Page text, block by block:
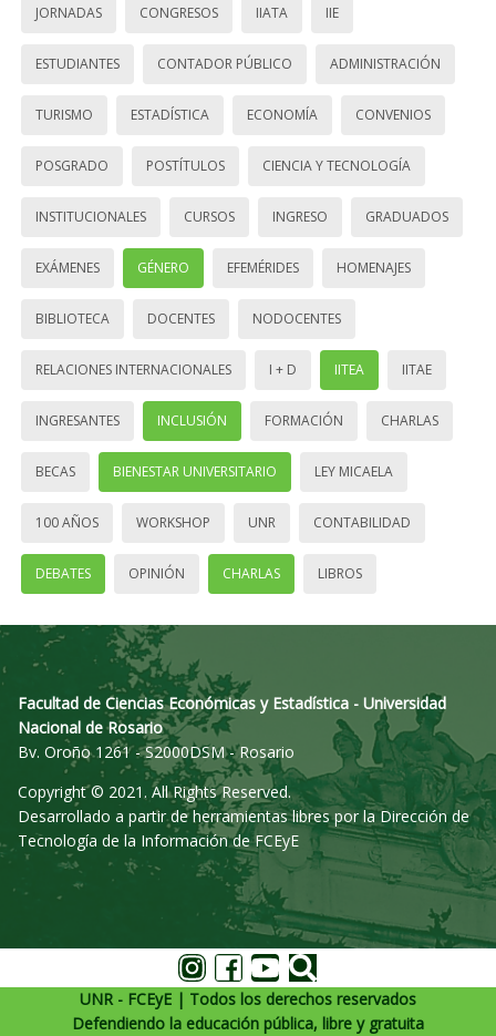
JORNADAS CONGRESOS IIATA IIE
ESTUDIANTES CONTADOR PÚBLICO ADMINISTRACIÓN
TURISMO ESTADÍSTICA ECONOMÍA CONVENIOS
POSGRADO POSTÍTULOS CIENCIA Y TECNOLOGÍA
INSTITUCIONALES CURSOS INGRESO GRADUADOS
EXÁMENES GÉNERO EFEMÉRIDES HOMENAJES
BIBLIOTECA DOCENTES NODOCENTES
RELACIONES INTERNACIONALES I + D IITEA IITAE
INGRESANTES INCLUSIÓN FORMACIÓN CHARLAS
BECAS BIENESTAR UNIVERSITARIO LEY MICAELA
100 AÑOS WORKSHOP UNR CONTABILIDAD
DEBATES OPINIÓN CHARLAS LIBROS
Facultad de Ciencias Económicas y Estadística - Universidad
Nacional de Rosario
Bv. Oroño 1261 - S2000DSM - Rosario
Copyright © 2021. All Rights Reserved.
Desarrollado a partir de herramientas libres por la Dirección de
Tecnología de la Información de FCEyE
UNR - FCEyE | Todos los derechos reservados
Defendiendo la educación pública, libre y gratuita